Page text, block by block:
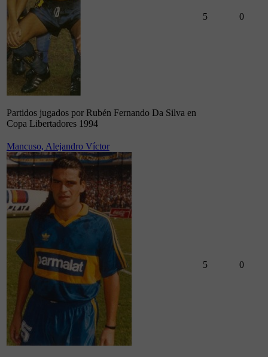
Partidos jugados por Rubén Fernando Da Silva en
Copa Libertadores 1994
5 0
Mancuso, Alejandro Víctor
5 0